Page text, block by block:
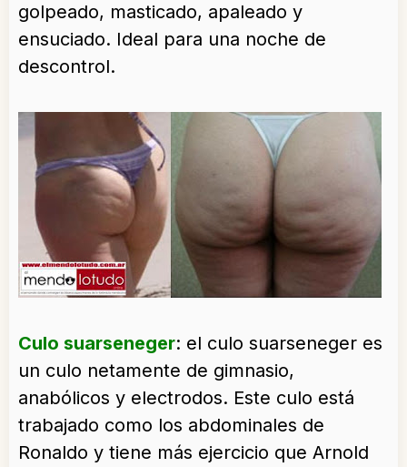
golpeado, masticado, apaleado y
ensuciado. Ideal para una noche de
descontrol.
Culo suarseneger: el culo suarseneger es
un culo netamente de gimnasio,
anabólicos y electrodos. Este culo está
trabajado como los abdominales de
Ronaldo y tiene más ejercicio que Arnold